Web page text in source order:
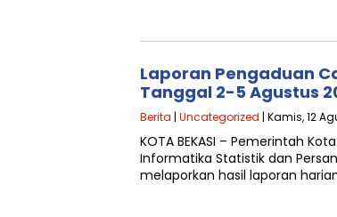
Laporan Pengaduan
Tanggal 2-5 Agustus
Berita | Uncategorized | Kamis, 12
KOTA BEKASI – Pemerintah
Informatika Statistik dan
melaporkan hasil laporan